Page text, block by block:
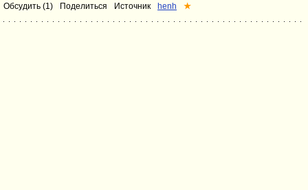
Обсудить (1) Поделиться Источник henh ★